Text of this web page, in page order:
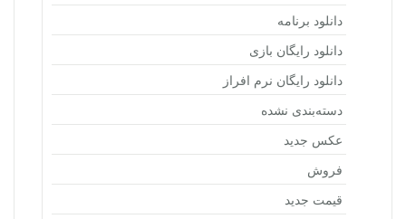
دانلود برنامه
دانلود رایگان بازی
دانلود رایگان نرم افراز
دسته‌بندی نشده
عکس جدید
فروش
قیمت جدید